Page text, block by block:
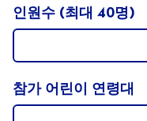
인원수 (최대 40명)
참가 어린이 연령대